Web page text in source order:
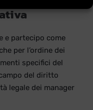
e partecipo come
per l’ordine dei
specifici del
del diritto
legale dei manager